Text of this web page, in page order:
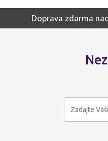
Doprava zdarma